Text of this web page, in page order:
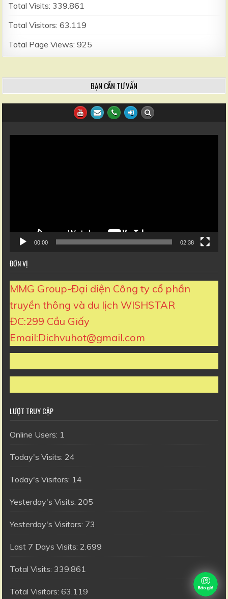
Total Visits: 339.861
Total Visitors:63.119
Total Page Views:925
BẠN CẦN TƯ VẤN
00:00 02:38
ĐƠN VỊ
MMG Group-Đại diện Công ty cổ phần
truyền thông và du lịch WISHSTAR
ĐC:299 Cầu Giấy
Email:Dichvuhot@gmail.com
LƯỢT TRUY CẬP
Online Users: 1
Today's Visits: 24
Today's Visitors: 14
Yesterday's Visits: 205
Yesterday's Visitors: 73
Last 7 Days Visits: 2.699
Total Visits: 339.861
Total Visitors:63.119